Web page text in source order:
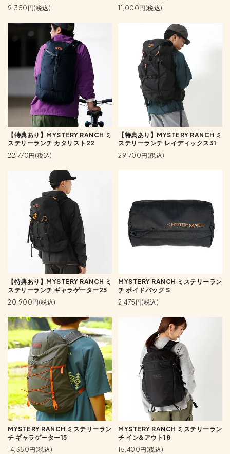
9,350円(税込)
11,000円(税込)
【特典あり】MYSTERY RANCH ミ
ステリーランチ カタリスト22
22,770円(税込)
【特典あり】MYSTERY RANCH ミ
ステリーランチ レイディックス31
29,700円(税込)
【特典あり】MYSTERY RANCH ミ
ステリーランチ ギャラゲーター25
20,900円(税込)
MYSTERY RANCH ミステリーラン
チ ボイドバッグ S
2,475円(税込)
MYSTERY RANCH ミステリーラン
チ ギャラゲーター15
14,350円(税込)
MYSTERY RANCH ミステリーラン
チ イン&アウト18
15,400円(税込)